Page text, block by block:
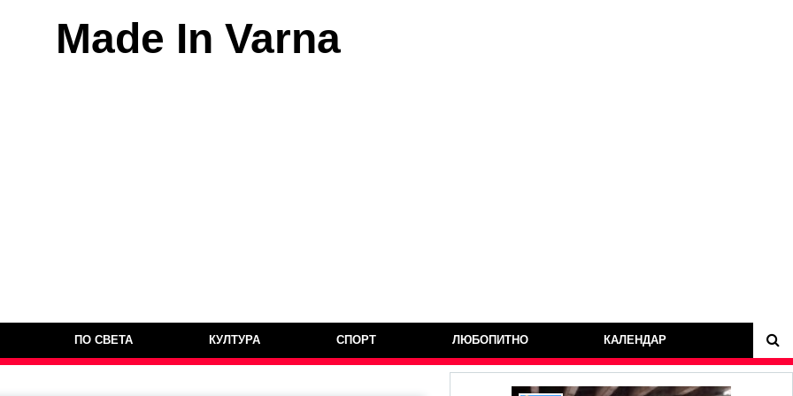
Made In Varna
ПО СВЕТА КУЛТУРА СПОРТ ЛЮБОПИТНО КАЛЕНДАР